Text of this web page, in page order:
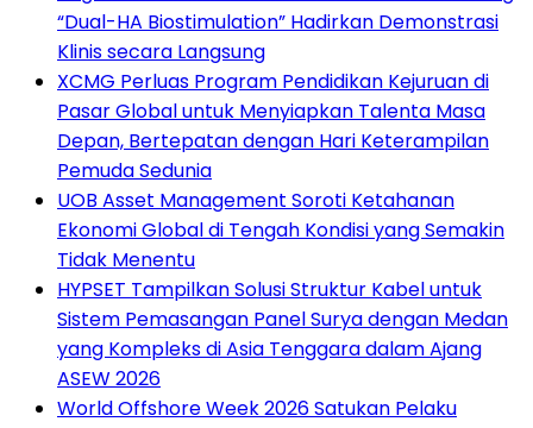
“Dual-HA Biostimulation” Hadirkan Demonstrasi
Klinis secara Langsung
XCMG Perluas Program Pendidikan Kejuruan di
Pasar Global untuk Menyiapkan Talenta Masa
Depan, Bertepatan dengan Hari Keterampilan
Pemuda Sedunia
UOB Asset Management Soroti Ketahanan
Ekonomi Global di Tengah Kondisi yang Semakin
Tidak Menentu
HYPSET Tampilkan Solusi Struktur Kabel untuk
Sistem Pemasangan Panel Surya dengan Medan
yang Kompleks di Asia Tenggara dalam Ajang
ASEW 2026
World Offshore Week 2026 Satukan Pelaku